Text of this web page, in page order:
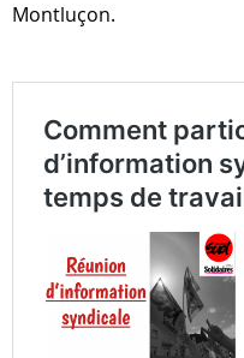
Montluçon.